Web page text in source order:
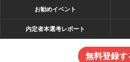
お勧めイベント
内定者本選考レポート
無料登録す